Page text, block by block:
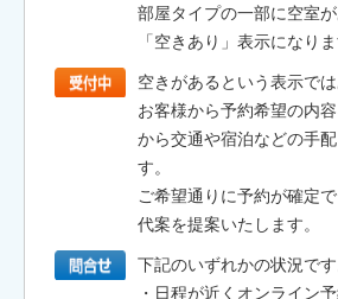
部屋タイプの一部に空室
「空きあり」表示になりま
空きがあるという表示では
お客様から予約希望の内
から交通や宿泊などの手
す。
ご希望通りに予約が確定
代案を提案いたします。
下記のいずれかの状況です
・日程が近くオンライン